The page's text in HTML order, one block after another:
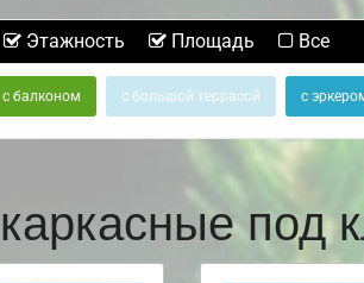
Этажность Площадь Все
с балконом с большой террасой с